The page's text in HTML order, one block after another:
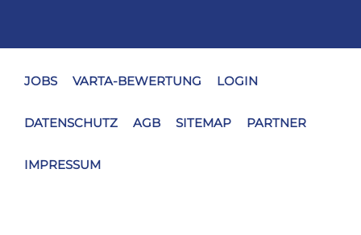
JOBS VARTA-BEWERTUNG LOGIN
DATENSCHUTZ AGB SITEMAP PARTNER
IMPRESSUM